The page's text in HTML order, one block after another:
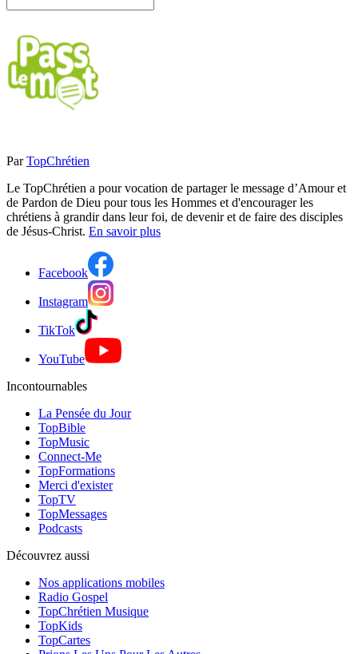
Par TopChrétien
Le TopChrétien a pour vocation de partager le message d’Amour et
de Pardon de Dieu pour tous les Hommes et d'encourager les
chrétiens à grandir dans leur foi, de devenir et de faire des disciples
de Jésus-Christ. En savoir plus
Facebook
Instagram
TikTok
YouTube
Incontournables
La Pensée du Jour
TopBible
TopMusic
Connect-Me
TopFormations
Merci d'exister
TopTV
TopMessages
Podcasts
Découvrez aussi
Nos applications mobiles
Radio Gospel
TopChrétien Musique
TopKids
TopCartes